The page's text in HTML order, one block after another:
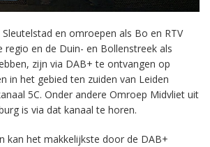
en omroepen als Bo en RTV
regio en de Duin- en Bollenstreek als
zijn via DAB+ te ontvangen op
in het gebied ten zuiden van Leiden
5C. Onder andere Omroep Midvliet uit
is via dat kanaal te horen.
kan het makkelijkste door de DAB+